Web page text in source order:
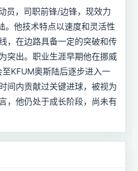
员，司职前锋/边锋，现效力
。他技术特点以速度和灵活性
，在边路具备一定的突破和传
突出。职业生涯早期他在挪威
KFUM奥斯陆后逐步进入一
间内贡献过关键进球，被视为
，他仍处于成长阶段，尚未有